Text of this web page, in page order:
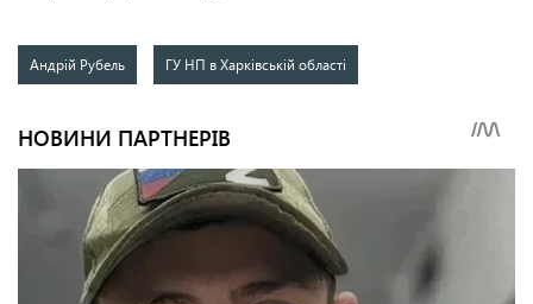
Андрій Рубель ГУ НП в Харківській області